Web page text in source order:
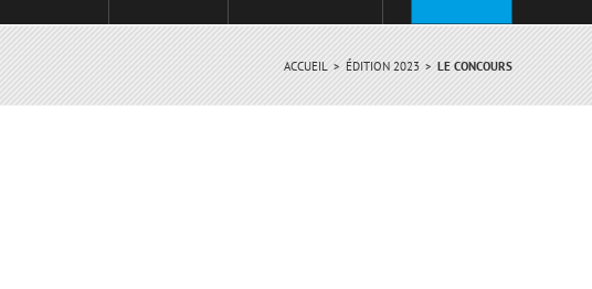
ACCUEIL ÉDITION 2023 LE CONCOURS